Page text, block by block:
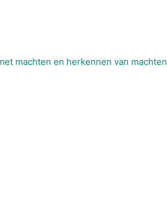
machten en herkennen van machten